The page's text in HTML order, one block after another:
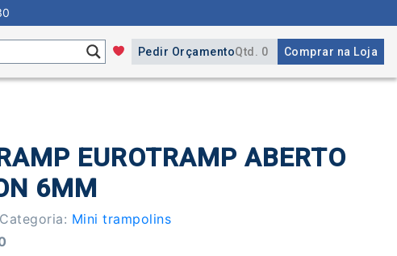
Pedir OrçamentoQtd. 0 Comprar na Loja
EUROTRAMP ABERTO
6MM
Categoria: Mini trampolins